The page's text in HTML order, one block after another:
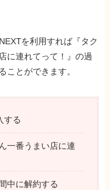
を利用すれば『タク
に連れてって！』の過
ことができます。
する
一番うまい店に連
中に解約する